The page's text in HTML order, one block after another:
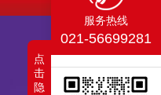
服务热线
021-56699281
点
击
隐